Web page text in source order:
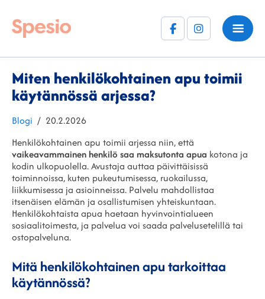
FacebookInstagram
Miten henkilökohtainen apu toimii
käytännössä arjessa?
Kategoriat
Blogi Julkaistu
20.2.2026
Henkilökohtainen apu toimii arjessa niin, että
vaikeavammainen henkilö saa maksutonta apua kotona ja
kodin ulkopuolella. Avustaja auttaa päivittäisissä
toiminnoissa, kuten pukeutumisessa, ruokailussa,
liikkumisessa ja asioinneissa. Palvelu mahdollistaa
itsenäisen elämän ja osallistumisen yhteiskuntaan.
Henkilökohtaista apua haetaan hyvinvointialueen
sosiaalitoimesta, ja palvelua voi saada palvelusetelillä tai
ostopalveluna.
Mitä henkilökohtainen apu tarkoittaa
käytännössä?